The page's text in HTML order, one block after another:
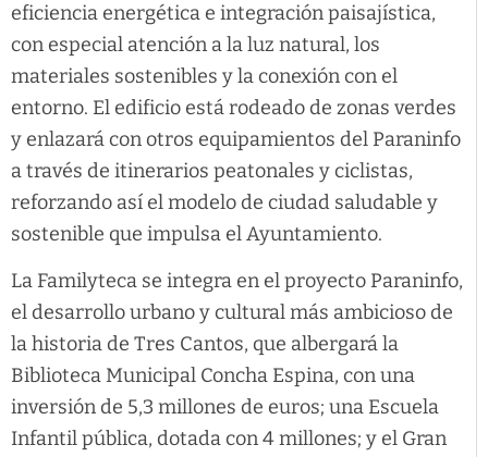
eficiencia energética e integración paisajística,
con especial atención a la luz natural, los
materiales sostenibles y la conexión con el
entorno. El edificio está rodeado de zonas verdes
y enlazará con otros equipamientos del Paraninfo
a través de itinerarios peatonales y ciclistas,
reforzando así el modelo de ciudad saludable y
sostenible que impulsa el Ayuntamiento.
La Familyteca se integra en el proyecto Paraninfo,
el desarrollo urbano y cultural más ambicioso de
la historia de Tres Cantos, que albergará la
Biblioteca Municipal Concha Espina, con una
inversión de 5,3 millones de euros; una Escuela
Infantil pública, dotada con 4 millones; y el Gran